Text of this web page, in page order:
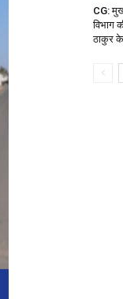
CG:
विभाग
ठाकुर